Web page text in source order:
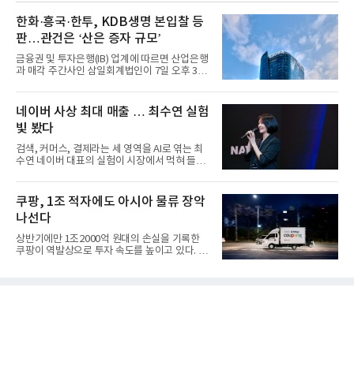
한화·흥국·한투, KDB생명 본입찰 등
판…관건은 ‘산은 증자 규모’
금융권 및 투자은행(IB) 업계에 따르면 산업은행
과 매각 주간사인 삼일회계법인이 7일 오후 3시
네이버 사상 최대 매출 … 최수연 실험
빛 봤다
검색, 커머스, 결제라는 세 영역을 AI로 엮는 최
수연 네이버 대표의 실험이 시장에서 먹혀 들어
쿠팡, 1조 적자에도 아시아 물류 장악
나선다
상반기에만 1조2000억 원대의 손실을 기록한
쿠팡이 역발상으로 투자 속도를 높이고 있다. 이